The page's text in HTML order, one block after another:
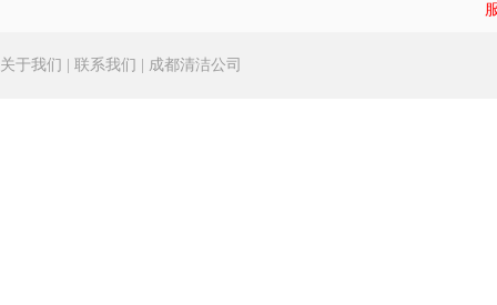
关于我们 联系我们 成都清洁公司